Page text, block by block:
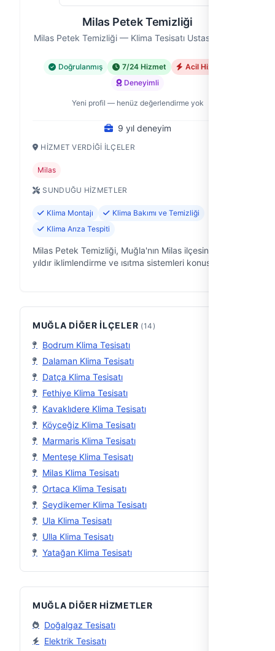
Milas Petek Temizliği
Milas Petek Temizliği — Klima Tesisatı Ustası, Muğla
Doğrulanmış 7/24 Hizmet
Acil Hizmet
Deneyimli
Yeni profil — henüz değerlendirme yok
9 yıl deneyim
HIZMET VERDIĞI İLÇELER
Milas
SUNDUĞU HIZMETLER
Klima Montajı
Klima Bakımı ve Temizliği
Klima Arıza Tespiti
Milas Petek Temizliği, Muğla'nın Milas ilçesinde 9
yıldır iklimlendirme ve ısıtma sistemleri konusunda
MUĞLA DIĞER İLÇELER (14)
Bodrum Klima Tesisatı
Dalaman Klima Tesisatı
Datça Klima Tesisatı
Fethiye Klima Tesisatı
Kavaklıdere Klima Tesisatı
Köyceğiz Klima Tesisatı
Marmaris Klima Tesisatı
Menteşe Klima Tesisatı
Milas Klima Tesisatı
Ortaca Klima Tesisatı
Seydikemer Klima Tesisatı
Ula Klima Tesisatı
Ulla Klima Tesisatı
Yatağan Klima Tesisatı
MUĞLA DIĞER HIZMETLER
Doğalgaz Tesisatı
Elektrik Tesisatı